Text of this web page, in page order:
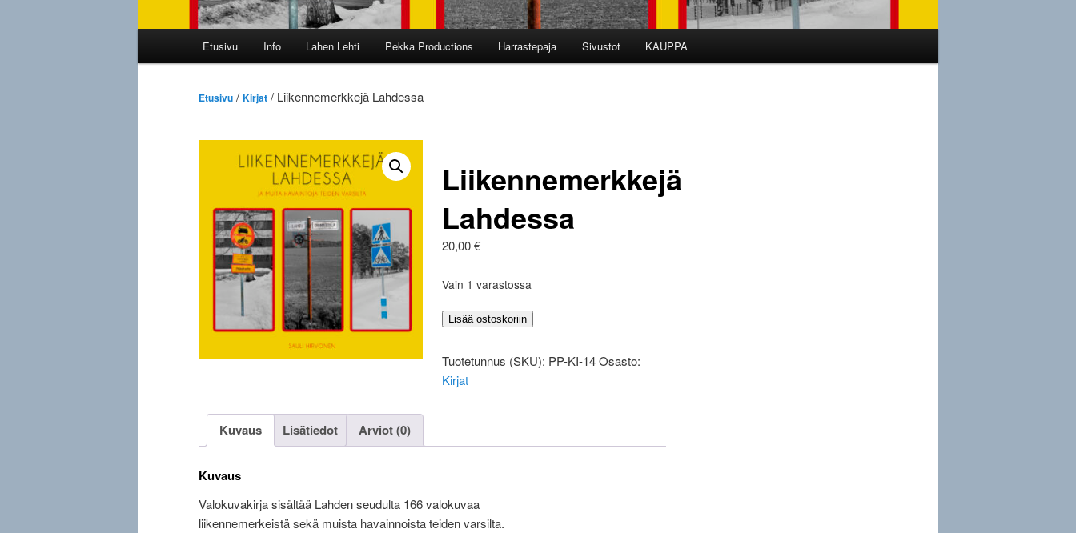
Etusivu Info Lahen Lehti Pekka Productions Harrastepaja Sivustot KAUPPA
Etusivu / Kirjat / Liikennemerkkejä Lahdessa
Liikennemerkkejä
Lahdessa
20,00€
Vain 1 varastossa
Liikennemerkkejä
määrä
Lisää ostoskoriin
Tuotetunnus (SKU): PP-KI-14 Osasto:
Kirjat
Kuvaus Lisätiedot Arviot (0)
Kuvaus
Valokuvakirja sisältää Lahden seudulta 166 valokuvaa
liikennemerkeistä sekä muista havainnoista teiden varsilta.